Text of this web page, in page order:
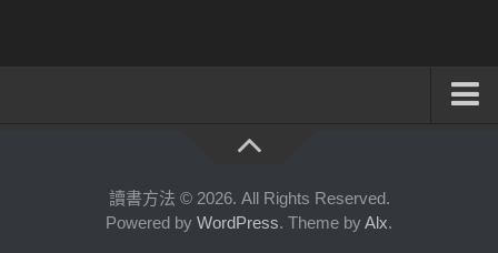
公職考試上榜者軌跡
讀書方法 © 2026. All Rights Reserved.
Powered by WordPress. Theme byAlx.